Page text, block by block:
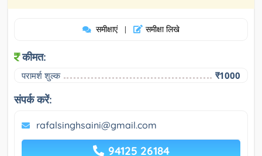
समीक्षाएं | समीक्षा लिखे
कीमत:
परामर्श शुल्क ₹1000
संपर्क करें:
rafalsinghsaini@gmail.com
94125 26184